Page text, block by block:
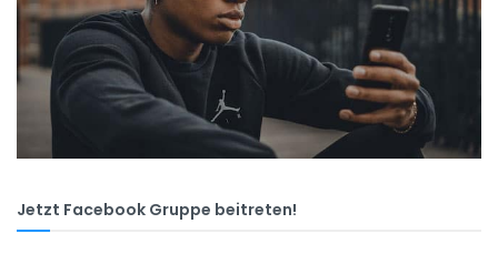
Jetzt Facebook Gruppe beitreten!